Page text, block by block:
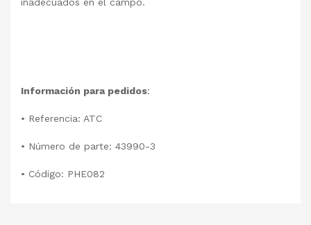
inadecuados en el campo.
Información para pedidos:
• Referencia: ATC
• Número de parte: 43990-3
• Código: PHE082